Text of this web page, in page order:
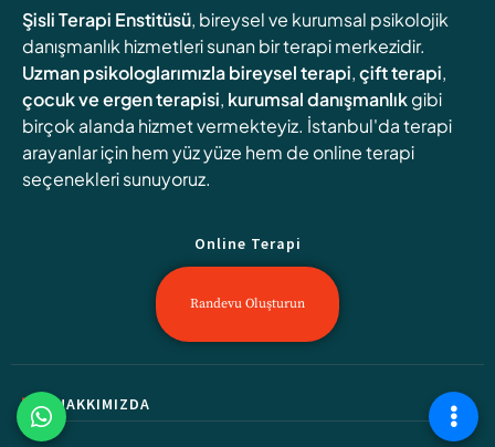
Şisli Terapi Enstitüsü, bireysel ve kurumsal psikolojik
danışmanlık hizmetleri sunan bir terapi merkezidir.
Uzman psikologlarımızlabireysel terapi,çift terapi,
çocuk ve ergen terapisi, kurumsal danışmanlıkgibi
birçok alanda hizmet vermekteyiz. İstanbul'da terapi
arayanlar için hem yüz yüze hem de online terapi
seçenekleri sunuyoruz.
Online Terapi
Randevu Oluşturun
HAKKIMIZDA